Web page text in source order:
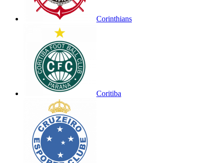
Corinthians
Coritiba